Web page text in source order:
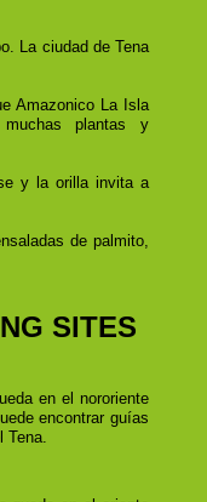
La ciudad de Tena
Amazonico La Isla
plantas y
y la orilla invita a
de palmito,
SITES
en el nororiente
encontrar guías
Tena.